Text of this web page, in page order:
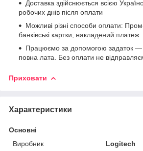
Доставка здійснюється всією
робочих днів після оплати
Можливі різні способи оплати:
банківські картки, накладений платеж
Працюємо за допомогою задаток —
повна лата. Без оплати не
Приховати
Характеристики
Основні
Виробник
Logitech